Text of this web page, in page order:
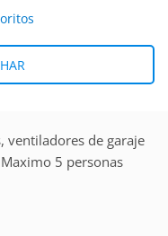
ventiladores de garaje
5 personas